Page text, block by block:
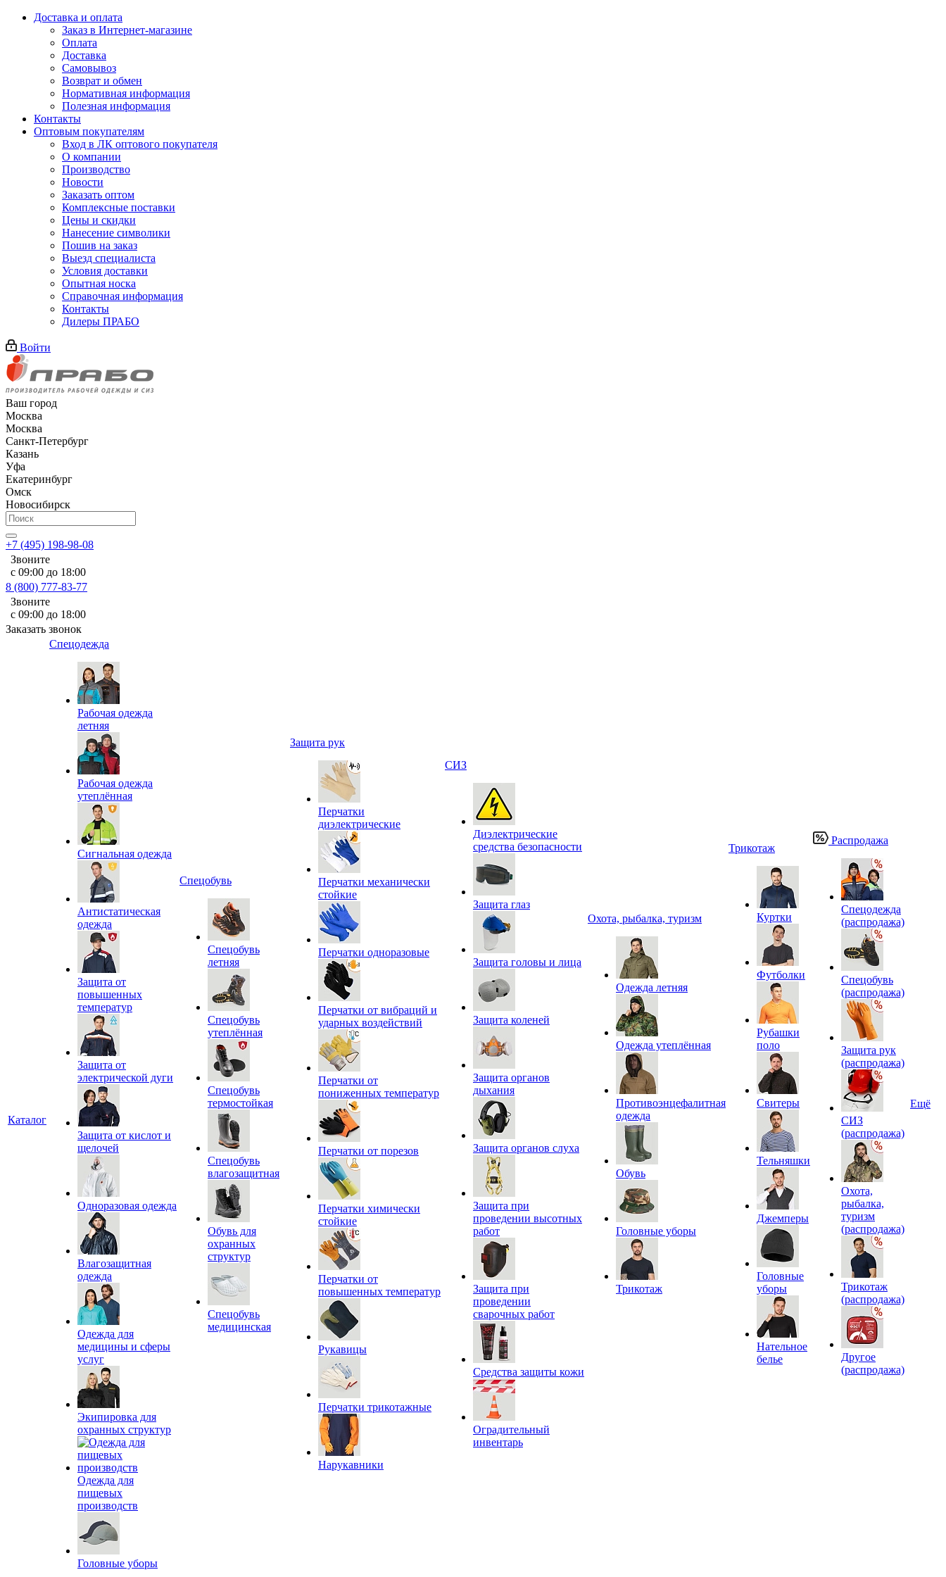
Доставка и оплата
Заказ в Интернет-магазине
Оплата
Доставка
Самовывоз
Возврат и обмен
Нормативная информация
Полезная информация
Контакты
Оптовым покупателям
Вход в ЛК оптового покупателя
О компании
Производство
Новости
Заказать оптом
Комплексные поставки
Цены и скидки
Нанесение символики
Пошив на заказ
Выезд специалиста
Условия доставки
Опытная носка
Справочная информация
Контакты
Дилеры ПРАБО
Войти
Ваш город
Москва
Москва
Санкт-Петербург
Казань
Уфа
Екатеринбург
Омск
Новосибирск
+7 (495) 198-98-08
Звоните
с 09:00 до 18:00
8 (800) 777-83-77
Звоните
с 09:00 до 18:00
Заказать звонок
Каталог
Спецодежда
Рабочая одежда
летняя
Рабочая одежда
утеплённая
Сигнальная одежда
Антистатическая
одежда
Защита от
повышенных
температур
Защита от
электрической дуги
Защита от кислот и
щелочей
Одноразовая одежда
Влагозащитная
одежда
Одежда для
медицины и сферы
услуг
Экипировка для
охранных структур
Одежда для
пищевых
производств
Головные уборы
Спецобувь
Спецобувь
летняя
Спецобувь
утеплённая
Спецобувь
термостойкая
Спецобувь
влагозащитная
Обувь для
охранных
структур
Спецобувь
медицинская
Защита рук
Перчатки
диэлектрические
Перчатки механически
стойкие
Перчатки одноразовые
Перчатки от вибраций и
ударных воздействий
Перчатки от
пониженных температур
Перчатки от порезов
Перчатки химически
стойкие
Перчатки от
повышенных температур
Рукавицы
Перчатки трикотажные
Нарукавники
СИЗ
Диэлектрические
средства безопасности
Защита глаз
Защита головы и лица
Защита коленей
Защита органов
дыхания
Защита органов слуха
Защита при
проведении высотных
работ
Защита при
проведении
сварочных работ
Средства защиты кожи
Оградительный
инвентарь
Охота, рыбалка, туризм
Одежда летняя
Одежда утеплённая
Противоэнцефалитная
одежда
Обувь
Головные уборы
Трикотаж
Трикотаж
Куртки
Футболки
Рубашки
поло
Свитеры
Тельняшки
Джемперы
Головные
уборы
Нательное
белье
Распродажа
Спецодежда
(распродажа)
Спецобувь
(распродажа)
Защита рук
(распродажа)
СИЗ
(распродажа)
Охота,
рыбалка,
туризм
(распродажа)
Трикотаж
(распродажа)
Другое
(распродажа)
Ещё